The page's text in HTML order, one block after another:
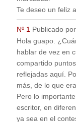
Te deseo un feliz
Nº 1 Publicado por
Hola guapo.
hablar de vez en
compartido
reflejadas aquí.
más, de lo que
Pero lo
escritor, en
ya sea en el